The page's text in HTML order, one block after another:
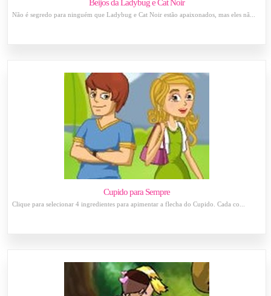
Beijos da Ladybug e Cat Noir
Não é segredo para ninguém que Ladybug e Cat Noir estão apaixonados, mas eles nã...
Cupido para Sempre
Clique para selecionar 4 ingredientes para apimentar a flecha do Cupido. Cada co...